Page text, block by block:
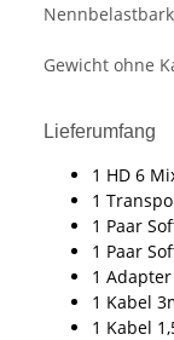
Gewicht ohne
Lieferumfang
1 HD 6
1
1 Paar
1 Paar
1
1 Kabel
1 Kabel